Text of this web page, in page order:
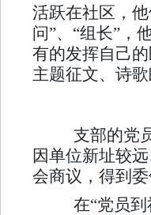
活跃在社区，
问”、“组长”，
有的发挥自己
主题征文、诗
支部的党
因单位新址较
会商议，得到委
在“党员到